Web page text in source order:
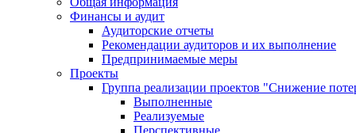
Финансы и аудит
Аудиторские отчеты
Рекомендации аудиторов и их выполнение
Предпринимаемые меры
Проекты
Группа реализации проектов "Снижение
Выполненные
Реализуемые